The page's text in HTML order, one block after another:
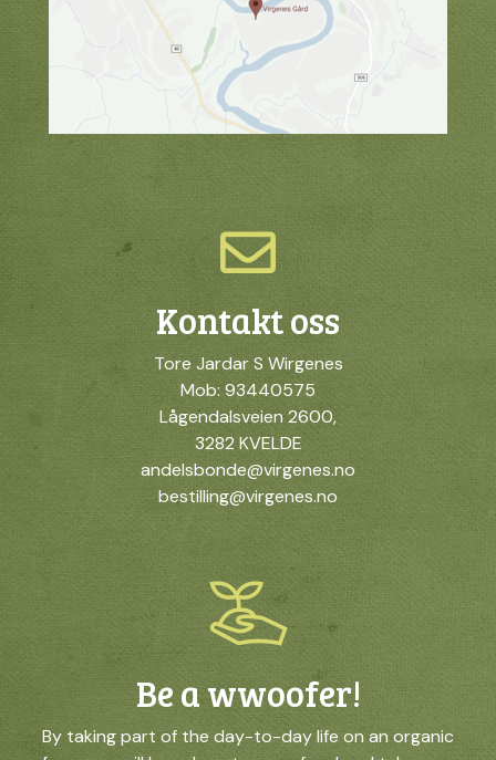
Kontakt oss
Tore Jardar S Wirgenes
Mob: 93440575
Lågendalsveien 2600,
3282 KVELDE
andelsbonde@virgenes.no
bestilling@virgenes.no
Be a wwoofer!
By taking part of the day-to-day life on an organic